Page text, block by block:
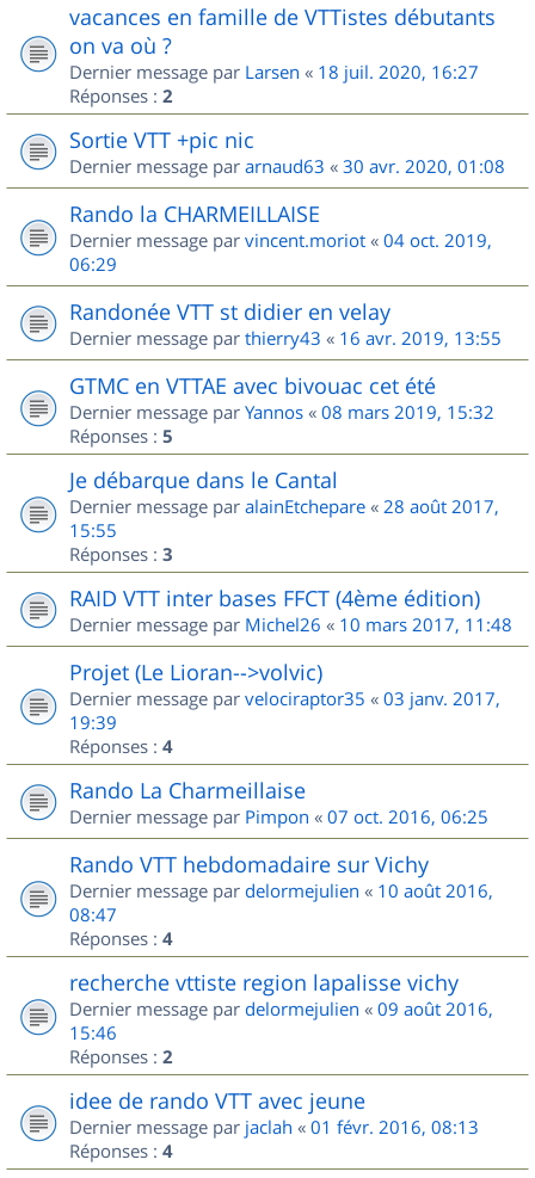
vacances en famille de VTTistes débutants
on va où ?
Dernier message par Larsen « 18 juil. 2020, 16:27
Réponses : 2
Sortie VTT +pic nic
Dernier message par arnaud63 « 30 avr. 2020, 01:08
Rando la CHARMEILLAISE
Dernier message par vincent.moriot « 04 oct. 2019,
06:29
Randonée VTT st didier en velay
Dernier message par thierry43 « 16 avr. 2019, 13:55
GTMC en VTTAE avec bivouac cet été
Dernier message par Yannos « 08 mars 2019, 15:32
Réponses : 5
Je débarque dans le Cantal
Dernier message par alainEtchepare « 28 août 2017,
15:55
Réponses : 3
RAID VTT inter bases FFCT (4ème édition)
Dernier message par Michel26 « 10 mars 2017, 11:48
Projet (Le Lioran-->volvic)
Dernier message par velociraptor35 « 03 janv. 2017,
19:39
Réponses : 4
Rando La Charmeillaise
Dernier message par Pimpon « 07 oct. 2016, 06:25
Rando VTT hebdomadaire sur Vichy
Dernier message par delormejulien « 10 août 2016,
08:47
Réponses : 4
recherche vttiste region lapalisse vichy
Dernier message par delormejulien « 09 août 2016,
15:46
Réponses : 2
idee de rando VTT avec jeune
Dernier message par jaclah « 01 févr. 2016, 08:13
Réponses : 4